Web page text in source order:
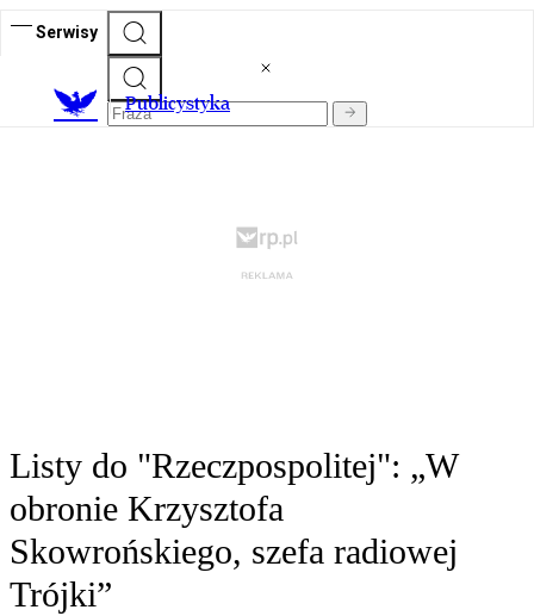
Serwisy
Publicystyka
Listy do "Rzeczpospolitej": „W
obronie Krzysztofa
Skowrońskiego, szefa radiowej
Trójki”